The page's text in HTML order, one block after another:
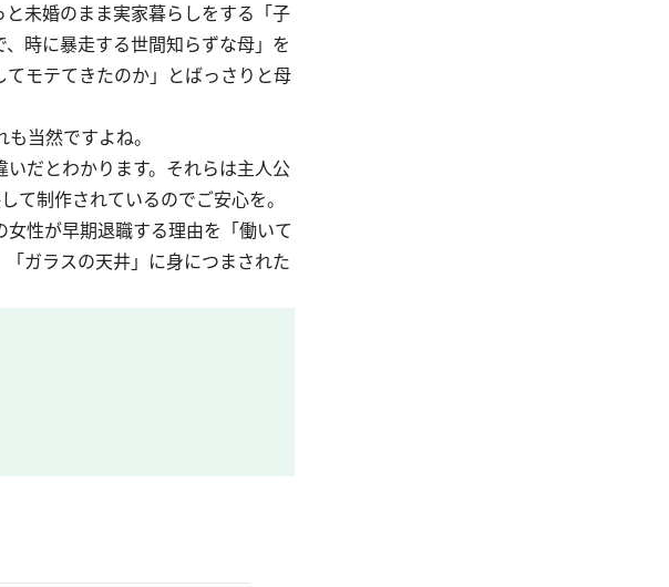
未婚のまま実家暮らしをする「子
時に暴走する世間知らずな母」を
モテてきたのか」とばっさりと母
当然ですよね。
だとわかります。それらは主人公
て制作されているのでご安心を。
性が早期退職する理由を「働いて
ガラスの天井」に身につまされた